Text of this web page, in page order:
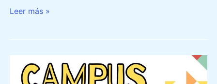
Leer más »
CAMPUS
D’ESTIU